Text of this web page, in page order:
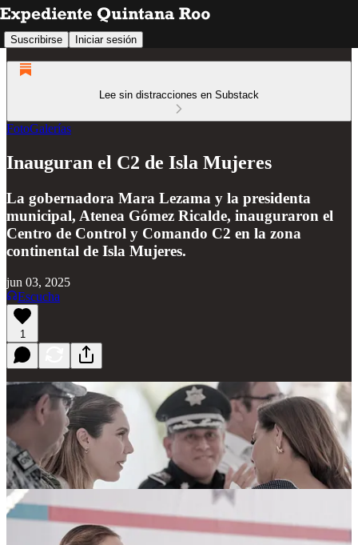
Suscribirse Iniciar sesión
Lee sin distracciones en Substack
FotoGalerías
Inauguran el C2 de Isla Mujeres
La gobernadora Mara Lezama y la presidenta
municipal, Atenea Gómez Ricalde, inauguraron el
Centro de Control y Comando C2 en la zona
continental de Isla Mujeres.
jun 03, 2025
Escucha
1